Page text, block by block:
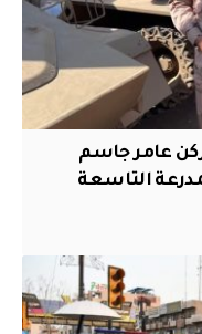
عامر جاسم
التاسعة